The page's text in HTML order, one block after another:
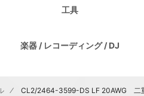
工具
楽器 / レコーディング / DJ
CL2/2464-3599-DS LF 20AWG 二